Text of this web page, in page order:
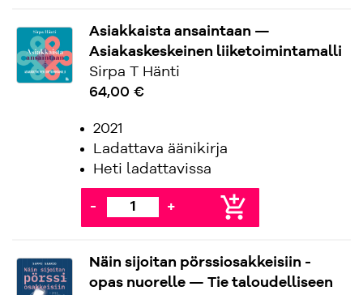
Asiakkaista ansaintaan —
Asiakaskeskeinen liiketoimintamalli
Sirpa T Hänti
64,00 €
2021
Ladattava äänikirja
Heti ladattavissa
- + add_shopping_cart
Näin sijoitan pörssiosakkeisiin -
opas nuorelle — Tie taloudelliseen